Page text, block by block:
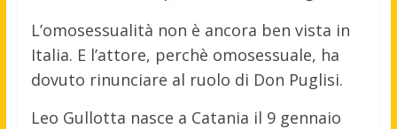
L’omosessualità non è ancora ben vista in
Italia. E l’attore, perchè omosessuale, ha
dovuto rinunciare al ruolo di Don Puglisi.
Leo Gullotta nasce a Catania il 9 gennaio